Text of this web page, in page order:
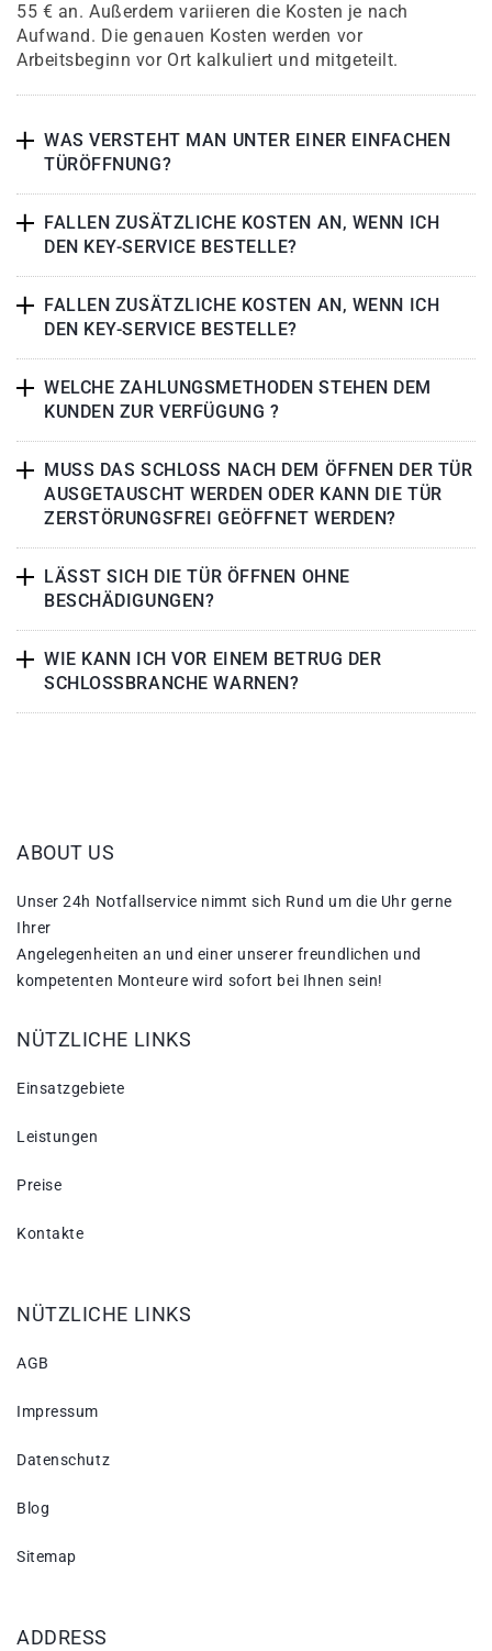
55 € an. Außerdem variieren die Kosten je nach
Aufwand. Die genauen Kosten werden vor
Arbeitsbeginn vor Ort kalkuliert und mitgeteilt.
WAS VERSTEHT MAN UNTER EINER EINFACHEN
TÜRÖFFNUNG?
FALLEN ZUSÄTZLICHE KOSTEN AN, WENN ICH
DEN KEY-SERVICE BESTELLE?
FALLEN ZUSÄTZLICHE KOSTEN AN, WENN ICH
DEN KEY-SERVICE BESTELLE?
WELCHE ZAHLUNGSMETHODEN STEHEN DEM
KUNDEN ZUR VERFÜGUNG ?
MUSS DAS SCHLOSS NACH DEM ÖFFNEN DER TÜR
AUSGETAUSCHT WERDEN ODER KANN DIE TÜR
ZERSTÖRUNGSFREI GEÖFFNET WERDEN?
LÄSST SICH DIE TÜR ÖFFNEN OHNE
BESCHÄDIGUNGEN?
WIE KANN ICH VOR EINEM BETRUG DER
SCHLOSSBRANCHE WARNEN?
ABOUT US
Unser 24h Notfallservice nimmt sich Rund um die Uhr gerne
Ihrer
Angelegenheiten an und einer unserer freundlichen und
kompetenten Monteure wird sofort bei Ihnen sein!
NÜTZLICHE LINKS
Einsatzgebiete
Leistungen
Preise
Kontakte
NÜTZLICHE LINKS
AGB
Impressum
Datenschutz
Blog
Sitemap
ADDRESS